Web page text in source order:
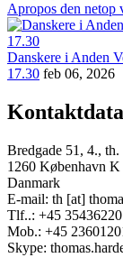
Apropos den netop
Danskere i Anden
17.30 feb 06, 2026
Kontaktdata
Bredgade 51, 4., th.
1260 København K
Danmark
E-mail: th [at]
Tlf..: +45 35436220
Mob.: +45
Skype: